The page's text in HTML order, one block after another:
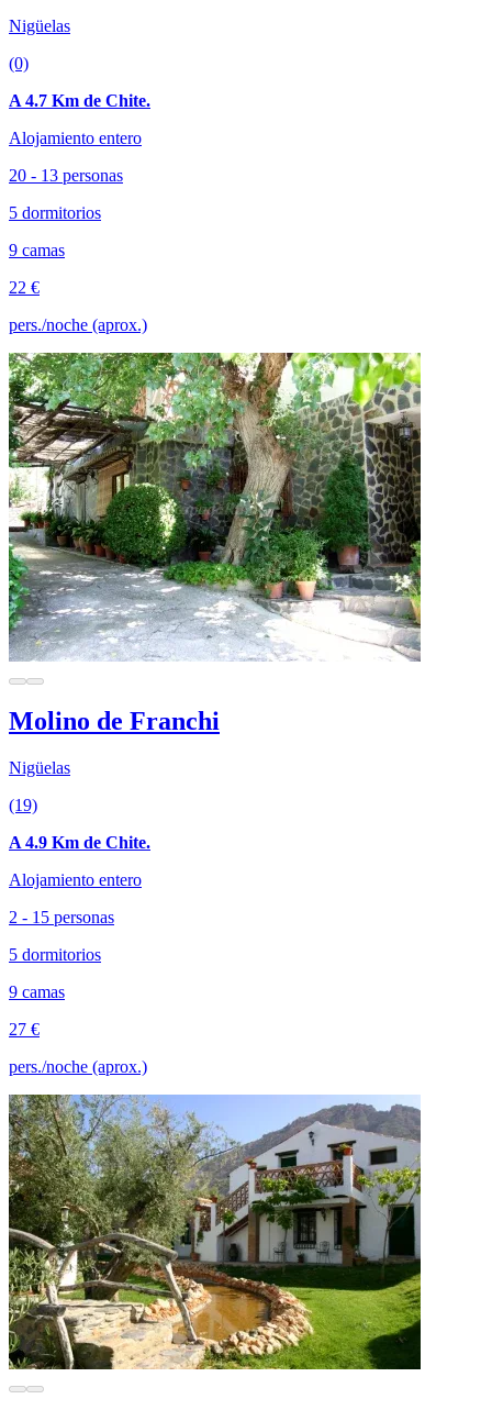
Nigüelas
(0)
A 4.7 Km de Chite.
Alojamiento entero
20 - 13 personas
5 dormitorios
9 camas
22 €
pers./noche (aprox.)
Molino de Franchi
Nigüelas
(19)
A 4.9 Km de Chite.
Alojamiento entero
2 - 15 personas
5 dormitorios
9 camas
27 €
pers./noche (aprox.)